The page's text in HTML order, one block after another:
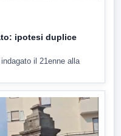
ipotesi duplice
il 21enne alla